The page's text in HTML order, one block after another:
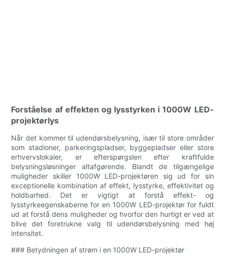
Forståelse af effekten og lysstyrken i 1000W LED-
projektørlys
Når det kommer til udendørsbelysning, især til store områder
som stadioner, parkeringspladser, byggepladser eller store
erhvervslokaler, er efterspørgslen efter kraftfulde
belysningsløsninger altafgørende. Blandt de tilgængelige
muligheder skiller 1000W LED-projektøren sig ud for sin
exceptionelle kombination af effekt, lysstyrke, effektivitet og
holdbarhed. Det er vigtigt at forstå effekt- og
lysstyrkeegenskaberne for en 1000W LED-projektør for fuldt
ud at forstå dens muligheder og hvorfor den hurtigt er ved at
blive det foretrukne valg til udendørsbelysning med høj
intensitet.
### Betydningen af ​​strøm i en 1000W LED-projektør